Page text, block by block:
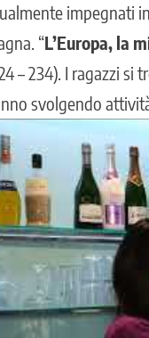
impegnati
. “L’Europa, la
– 234). I ragazzi si
svolgendo